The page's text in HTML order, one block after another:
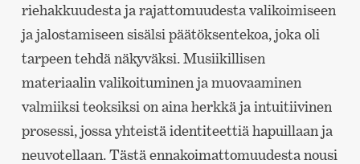
riehakkuudesta ja rajattomuudesta valikoimiseen
ja jalostamiseen sisälsi päätöksentekoa, joka oli
tarpeen tehdä näkyväksi. Musiikillisen
materiaalin valikoituminen ja muovaaminen
valmiiksi teoksiksi on aina herkkä ja intuitiivinen
prosessi, jossa yhteistä identiteettiä hapuillaan ja
neuvotellaan. Tästä ennakoimattomuudesta nousi